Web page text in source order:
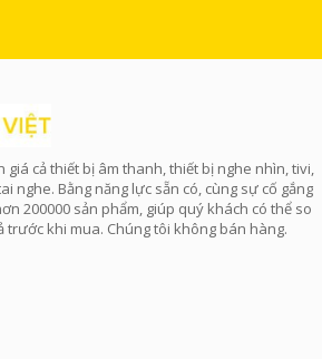
giá cả thiết bị âm thanh, thiết bị nghe nhìn, tivi,
nghe. Bằng năng lực sẵn có, cùng sự cố gắng
200000 sản phẩm, giúp quý khách có thể so
trước khi mua. Chúng tôi không bán hàng.